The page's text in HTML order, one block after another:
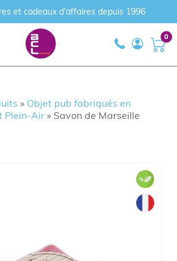
et cadeaux d'affaires depuis 1996
0
» Objet pub fabriqués en
Plein-Air » Savon de Marseille